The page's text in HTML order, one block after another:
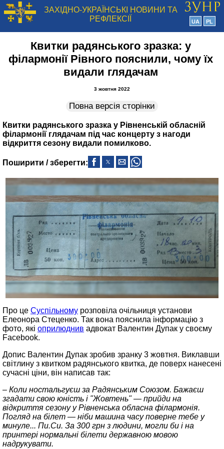
ЗАХІДНО-УКРАЇНСЬКІ НОВИНИ ТА
РЕФЛЕКСІЇ
UA PL
Квитки радянського зразка: у
філармонії Рівного пояснили, чому їх
видали глядачам
3 жовтня 2022
Повна версія сторінки
Квитки радянського зразка у Рівненській обласній
філармонії глядачам під час концерту з нагоди
відкриття сезону видали помилково.
Поширити / зберегти:
Про це Суспільному розповіла очільниця установи
Елеонора Стеценко. Так вона пояснила інформацію з
фото, які оприлюднив адвокат Валентин Дупак у своєму
Facebook.
Допис Валентин Дупак зробив зранку 3 жовтня. Виклавши
світлину з квитком радянського квитка, де поверх нанесені
сучасні ціни, він написав так:
– Коли ностальгуєш за Радянським Союзом. Бажаєш
згадати свою юність і "Жовтень" — прийди на
відкриття сезону у Рівненська обласна філармонія.
Погляд на білет — ніби машина часу поверне тебе у
минуле... Пи.Си. За 300 грн з людини, могли би і на
принтері нормальні білети державною мовою
надрукувати.